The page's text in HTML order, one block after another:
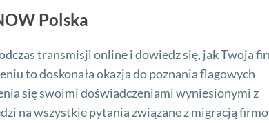
Polska
transmisji online i dowiedz się, jak Twoja
to doskonała okazja do poznania flagowych
się swoimi doświadczeniami wyniesionymi z
na wszystkie pytania związane z migracją